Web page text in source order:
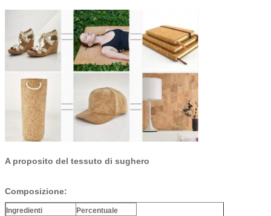
A proposito del tessuto di sughero
Composizione:
Ingredienti
Percentuale